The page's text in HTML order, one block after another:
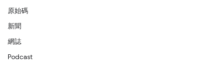
原始碼
新聞
網誌
Podcast